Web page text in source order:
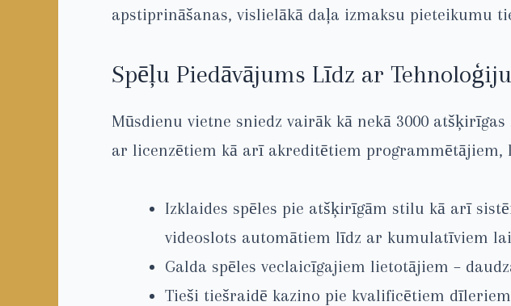
apstiprināšanas, vislielākā daļa izmaksu pieteikumu
Spēļu Piedāvājums Līdz ar
Mūsdienu vietne sniedz vairāk kā nekā 3000
ar licenzētiem kā arī akreditētiem programmētājiem,
Izklaides spēles pie atšķirīgām stilu kā arī
videoslots automātiem līdz ar kumulatīviem
Galda spēles veclaicīgajiem lietotājiem –
Tieši tiešraidē kazino pie kvalificētiem